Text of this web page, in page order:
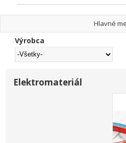
Hlavné
Výrobca
Elektromateriál